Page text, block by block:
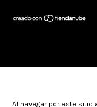
Al navegar por este sitio